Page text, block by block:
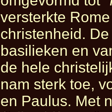
versterkte
christenheid.
basilieken en
de hele
nam sterk toe,
en Paulus. Met